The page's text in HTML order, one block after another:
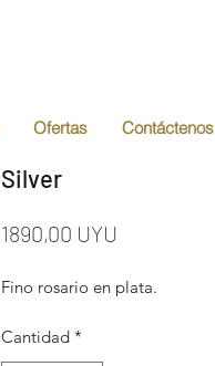
Ofertas Contáctenos
Silver
1890,00 UYU
Fino rosario en plata.
Cantidad *